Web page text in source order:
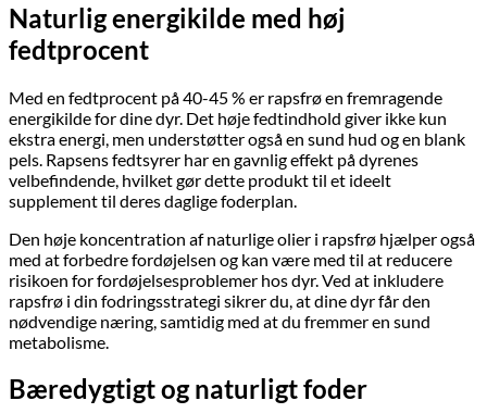
Naturlig energikilde med høj
fedtprocent
Med en fedtprocent på 40-45 % er rapsfrø en fremragende
energikilde for dine dyr. Det høje fedtindhold giver ikke kun
ekstra energi, men understøtter også en sund hud og en blank
pels. Rapsens fedtsyrer har en gavnlig effekt på dyrenes
velbefindende, hvilket gør dette produkt til et ideelt
supplement til deres daglige foderplan.
Den høje koncentration af naturlige olier i rapsfrø hjælper også
med at forbedre fordøjelsen og kan være med til at reducere
risikoen for fordøjelsesproblemer hos dyr. Ved at inkludere
rapsfrø i din fodringsstrategi sikrer du, at dine dyr får den
nødvendige næring, samtidig med at du fremmer en sund
metabolisme.
Bæredygtigt og naturligt foder